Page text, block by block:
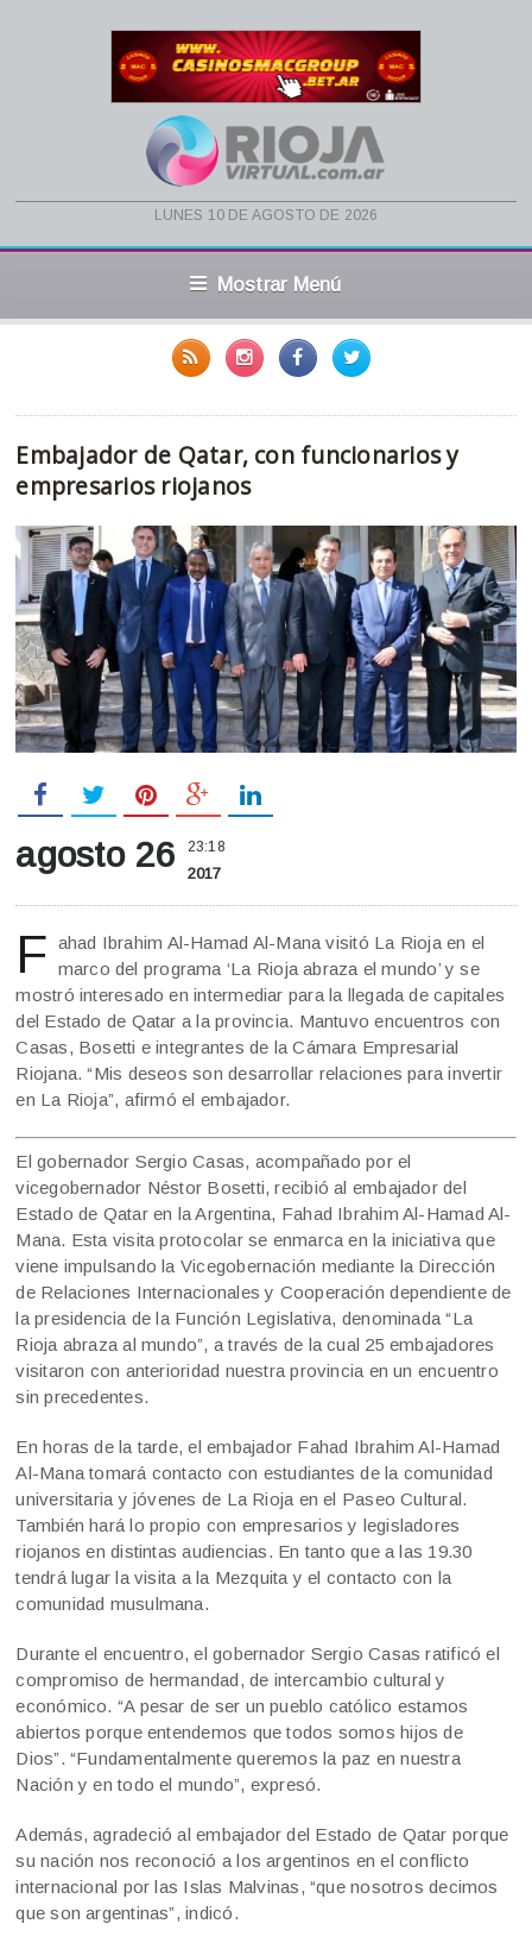
lunes 10 de agosto de 2026
Mostrar Menú
Embajador de Qatar, con funcionarios y
empresarios riojanos
agosto 26 23:18
2017
F ahad Ibrahim Al-Hamad Al-Mana visitó La Rioja en el
marco del programa ‘La Rioja abraza el mundo’ y se
mostró interesado en intermediar para la llegada de capitales
del Estado de Qatar a la provincia. Mantuvo encuentros con
Casas, Bosetti e integrantes de la Cámara Empresarial
Riojana. “Mis deseos son desarrollar relaciones para invertir
en La Rioja”, afirmó el embajador.
El gobernador Sergio Casas, acompañado por el
vicegobernador Néstor Bosetti, recibió al embajador del
Estado de Qatar en la Argentina, Fahad Ibrahim Al-Hamad Al-
Mana. Esta visita protocolar se enmarca en la iniciativa que
viene impulsando la Vicegobernación mediante la Dirección
de Relaciones Internacionales y Cooperación dependiente de
la presidencia de la Función Legislativa, denominada “La
Rioja abraza al mundo”, a través de la cual 25 embajadores
visitaron con anterioridad nuestra provincia en un encuentro
sin precedentes.
En horas de la tarde, el embajador Fahad Ibrahim Al-Hamad
Al-Mana tomará contacto con estudiantes de la comunidad
universitaria y jóvenes de La Rioja en el Paseo Cultural.
También hará lo propio con empresarios y legisladores
riojanos en distintas audiencias. En tanto que a las 19.30
tendrá lugar la visita a la Mezquita y el contacto con la
comunidad musulmana.
Durante el encuentro, el gobernador Sergio Casas ratificó el
compromiso de hermandad, de intercambio cultural y
económico. “A pesar de ser un pueblo católico estamos
abiertos porque entendemos que todos somos hijos de
Dios”. “Fundamentalmente queremos la paz en nuestra
Nación y en todo el mundo”, expresó.
Además, agradeció al embajador del Estado de Qatar porque
su nación nos reconoció a los argentinos en el conflicto
internacional por las Islas Malvinas, “que nosotros decimos
que son argentinas”, indicó.